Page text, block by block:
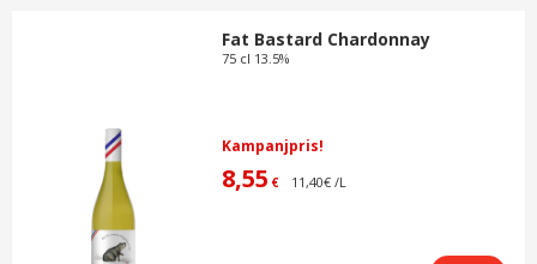
Fat Bastard Chardonnay
75 cl 13.5%
Kampanjpris!
8,55 € 11,40€ /L